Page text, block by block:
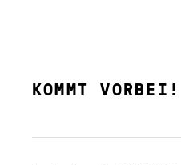
KOMMT VORBEI!